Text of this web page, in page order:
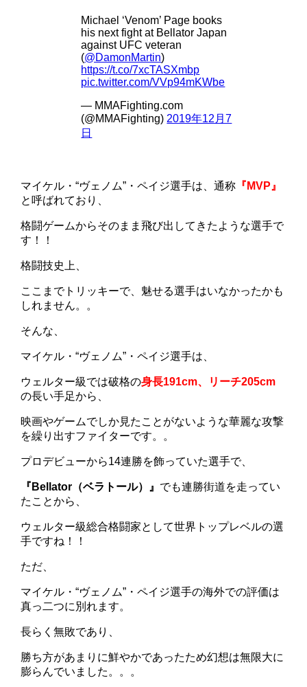
Michael ‘Venom’ Page books
his next fight at Bellator Japan
against UFC veteran
(@DamonMartin)
https://t.co/7xcTASXmbp
pic.twitter.com/VVp94mKWbe
— MMAFighting.com
(@MMAFighting) 2019年12月7
日
マイケル・“ヴェノム”・ペイジ選手は、通称 『MVP』
と呼ばれており、
格闘ゲームからそのまま飛び出してきたような選手で
す！！
格闘技史上、
ここまでトリッキーで、魅せる選手はいなかったかも
しれません。。
そんな、
マイケル・“ヴェノム”・ペイジ選手は、
ウェルター級では破格の身長191cm、リーチ205cm
の長い手足から、
映画やゲームでしか見たことがないような華麗な攻撃
を繰り出すファイターです。。
プロデビューから14連勝を飾っていた選手で、
『Bellator（ベラトール）』 でも連勝街道を走ってい
たことから、
ウェルター級総合格闘家として世界トップレベルの選
手ですね！！
ただ、
マイケル・“ヴェノム”・ペイジ選手の海外での評価は
真っ二つに別れます。
長らく無敗であり、
勝ち方があまりに鮮やかであったため幻想は無限大に
膨らんでいました。。。